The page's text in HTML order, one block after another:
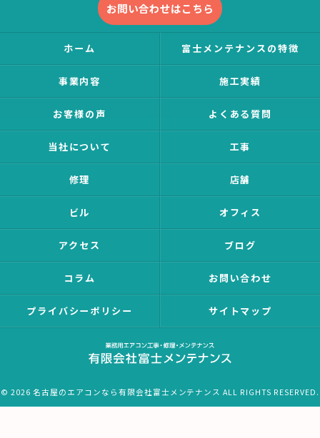
お問い合わせはこちら
ホーム 富士メンテナンスの特徴
事業内容 施工実績
お客様の声 よくある質問
当社について 工事
修理 店舗
ビル オフィス
アクセス ブログ
コラム お問い合わせ
プライバシーポリシー サイトマップ
© 2026 名古屋のエアコンなら有限会社富士メンテナンス ALL RIGHTS RESERVED.